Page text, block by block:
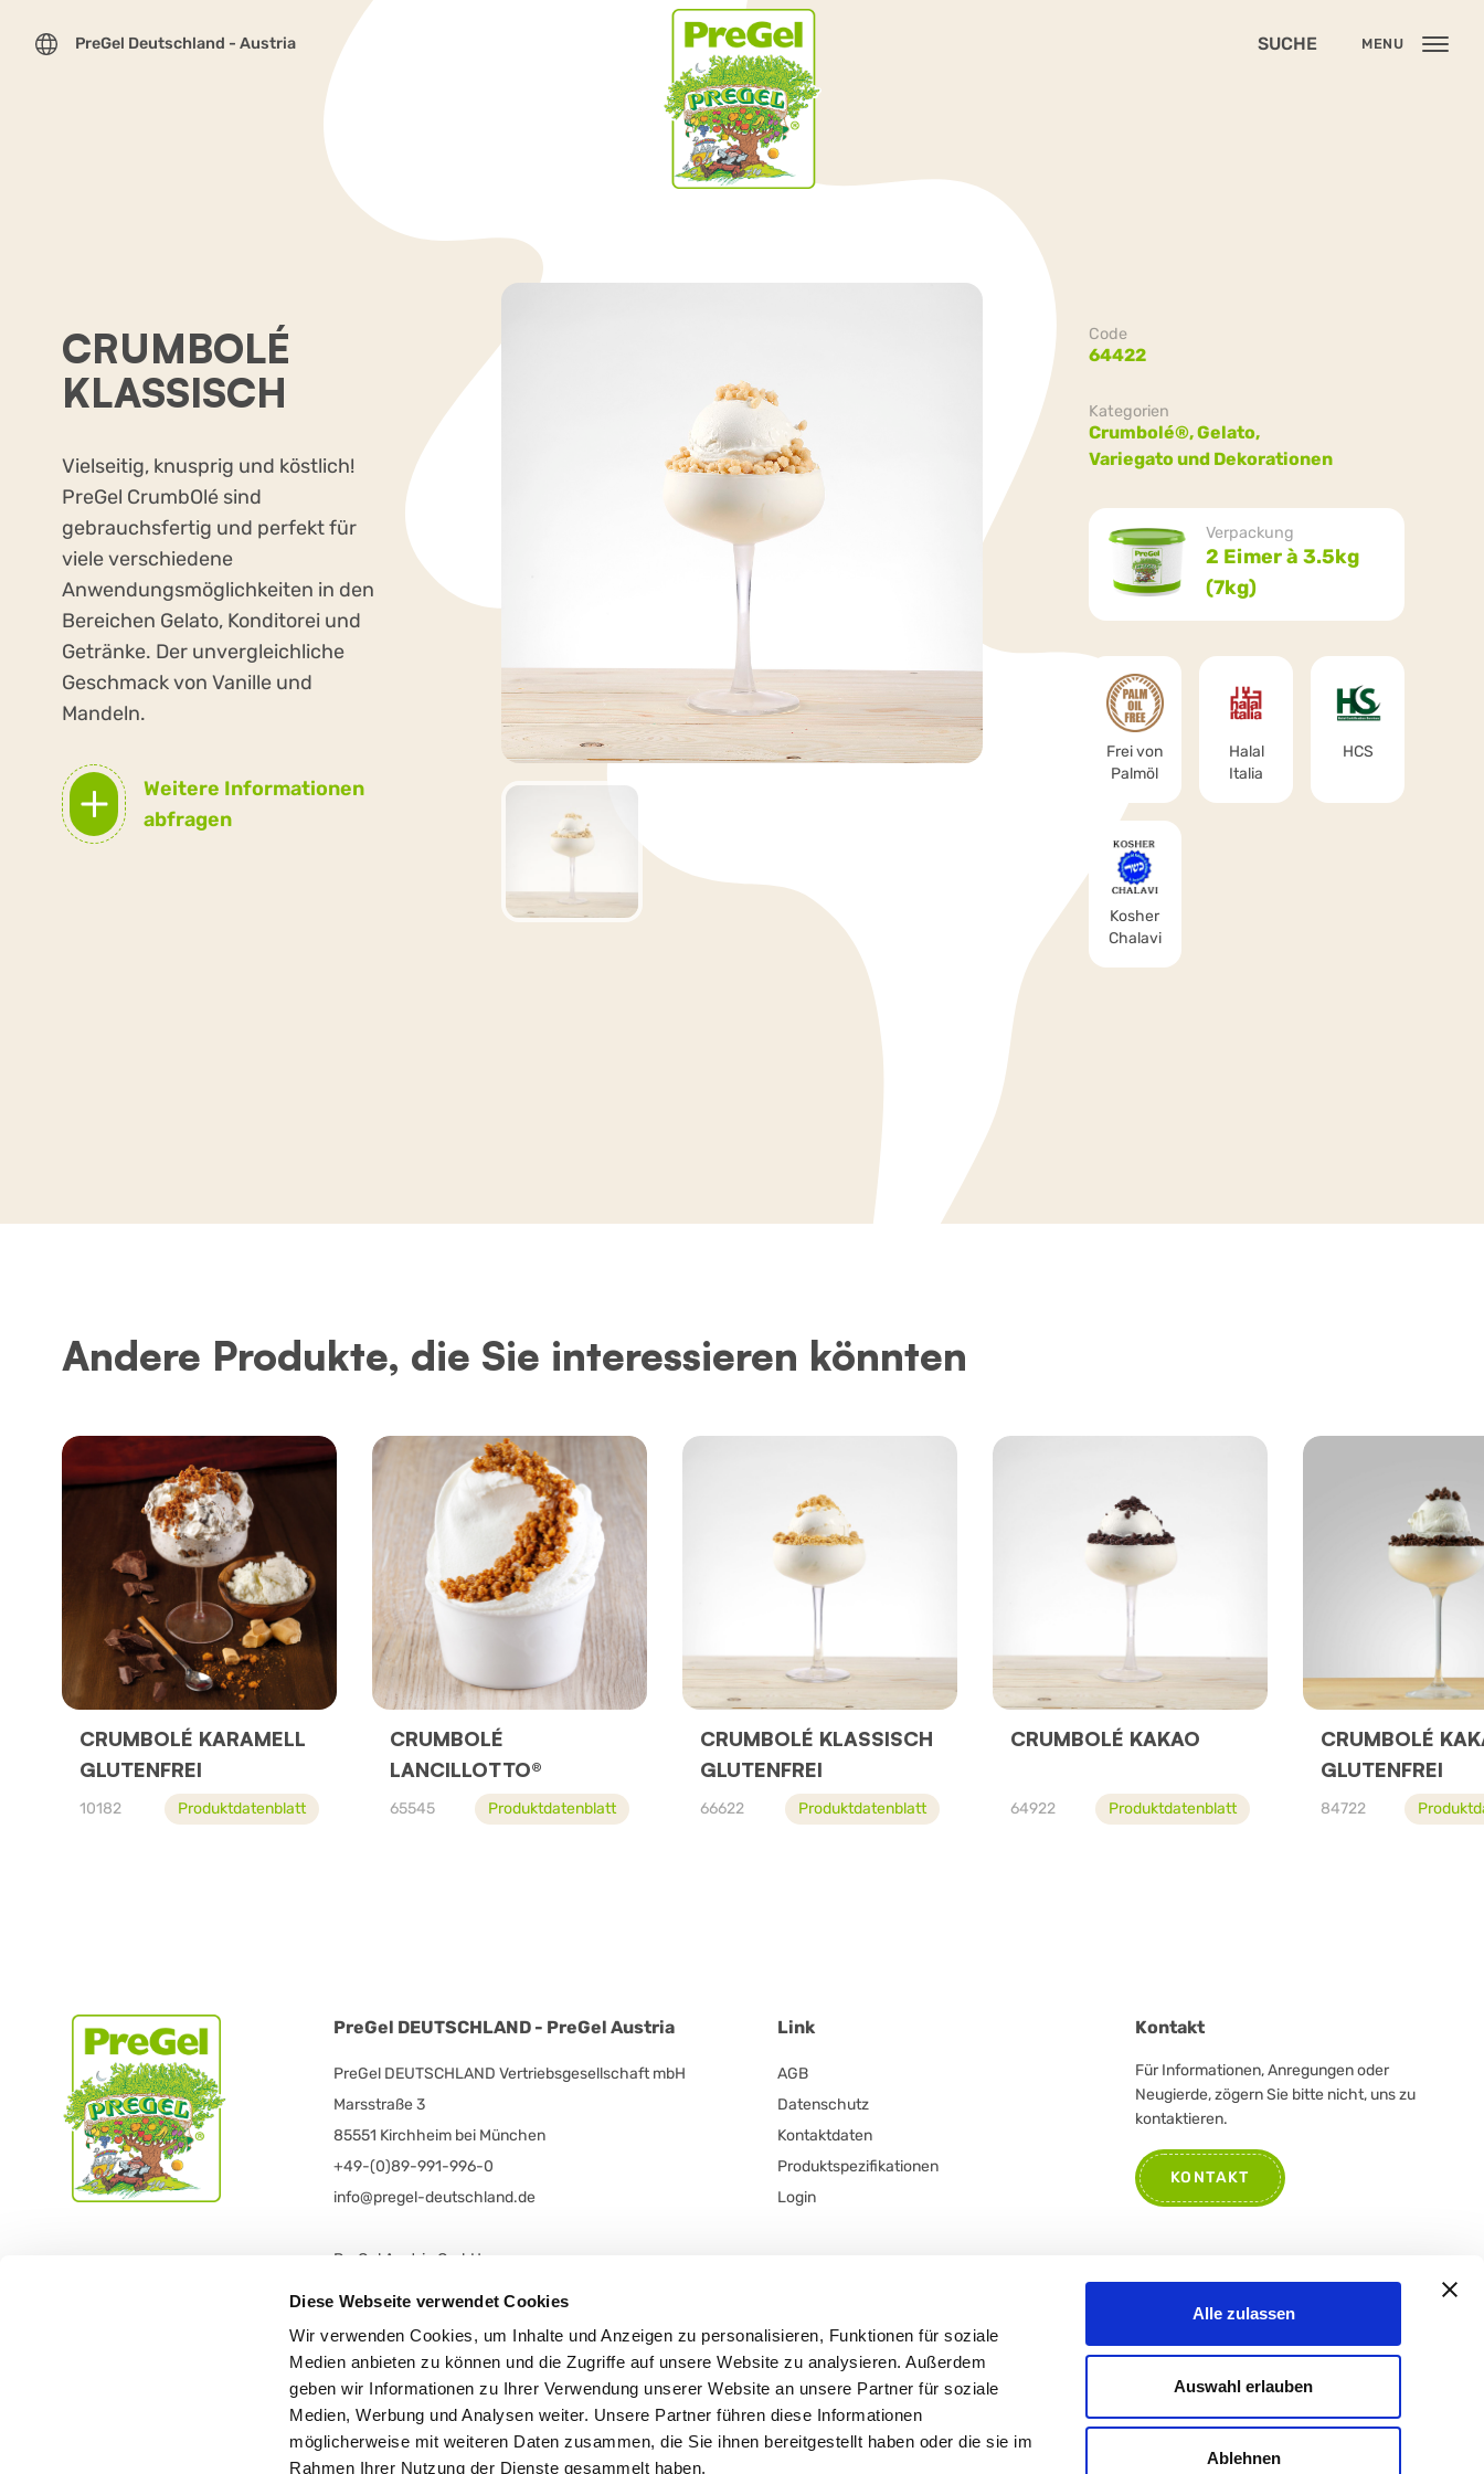
Diese Webseite verwendet Cookies
Wir verwenden Cookies, um Inhalte und Anzeigen zu personalisieren, Funktionen für soziale
Medien anbieten zu können und die Zugriffe auf unsere Website zu analysieren. Außerdem
geben wir Informationen zu Ihrer Verwendung unserer Website an unsere Partner für soziale
Medien, Werbung und Analysen weiter. Unsere Partner führen diese Informationen
möglicherweise mit weiteren Daten zusammen, die Sie ihnen bereitgestellt haben oder die sie im
Rahmen Ihrer Nutzung der Dienste gesammelt haben.
Alle zulassen
Auswahl erlauben
Ablehnen
PreGel Deutschland - Austria SUCHE MENU
CRUMBOLÉ
KLASSISCH
Vielseitig, knusprig und köstlich!
PreGel CrumbOlé sind
gebrauchsfertig und perfekt für
viele verschiedene
Anwendungsmöglichkeiten in den
Bereichen Gelato, Konditorei und
Getränke. Der unvergleichliche
Geschmack von Vanille und
Mandeln.
Weitere Informationen
abfragen
Code
64422
Kategorien
Crumbolé®,Gelato,
Variegato und Dekorationen
Verpackung
2 Eimer à 3.5kg
(7kg)
Frei von
Palmöl
Halal
Italia
HCS
Kosher
Chalavi
Andere Produkte, die Sie interessieren könnten
CRUMBOLÉ KARAMELL
GLUTENFREI
10182 Produktdatenblatt
CRUMBOLÉ
LANCILLOTTO®
65545 Produktdatenblatt
CRUMBOLÉ KLASSISCH
GLUTENFREI
66622 Produktdatenblatt
CRUMBOLÉ KAKAO
64922 Produktdatenblatt
CRUMBOLÉ
GLUTENFREI
84722
PreGel DEUTSCHLAND - PreGel Austria
PreGel DEUTSCHLAND Vertriebsgesellschaft mbH
Marsstraße 3
85551 Kirchheim bei München
+49-(0)89-991-996-0
info@pregel-deutschland.de
PreGel Austria GmbH
Grazerstraße 58
+43 3854 6116
office@pregelaustria.at
Link
AGB
Datenschutz
Kontaktdaten
Produktspezifikationen
Login
Kontakt
Für Informationen, Anregungen oder
Neugierde, zögern Sie bitte nicht, uns zu
kontaktieren.
KONTAKT